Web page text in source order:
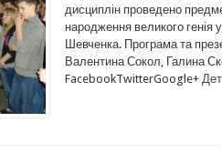
дисциплін проведено
народження великого генія
Шевченка. Програма та
Валентина Сокол, Галина
FacebookTwitterGoogle+